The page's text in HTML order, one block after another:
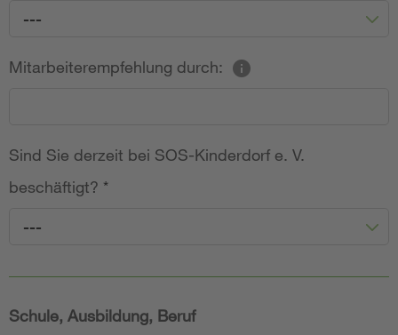
---
Mitarbeiterempfehlung durch:
Sind Sie derzeit bei SOS-Kinderdorf e. V.
beschäftigt? *
---
Schule, Ausbildung, Beruf